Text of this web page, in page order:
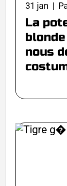
31 jan |
La
blonde
nous